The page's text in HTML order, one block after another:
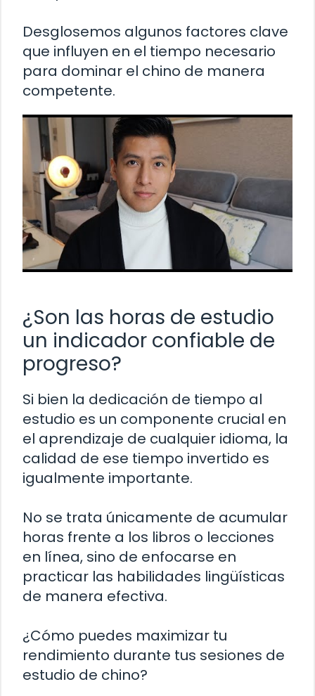
Desglosemos algunos factores clave
que influyen en el tiempo necesario
para dominar el chino de manera
competente.
¿Son las horas de estudio
un indicador confiable de
progreso?
Si bien la dedicación de tiempo al
estudio es un componente crucial en
el aprendizaje de cualquier idioma, la
calidad de ese tiempo invertido es
igualmente importante.
No se trata únicamente de acumular
horas frente a los libros o lecciones
en línea, sino de enfocarse en
practicar las habilidades lingüísticas
de manera efectiva.
¿Cómo puedes maximizar tu
rendimiento durante tus sesiones de
estudio de chino?